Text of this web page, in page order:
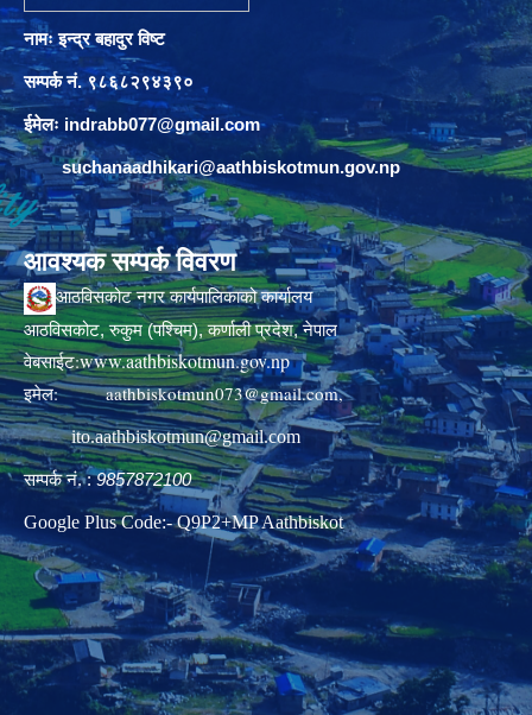
नामः इन्द्र बहादुर विष्ट
सम्पर्क नं. ९८६८२९४३९०
ईमेलः indrabb077@gmail.com
suchanaadhikari@aathbiskotmun.gov.np
आवश्यक सम्पर्क विवरण
आठविसकोट नगर कार्यपालिकाको कार्यालय
आठविसकोट, रुकुम (पश्चिम), कर्णाली प्रदेश, नेपाल
वेबसाईट:www.aathbiskotmun.gov.np
इमेल:aathbiskotmun073@gmail.com,
ito.aathbiskotmun@gmail.com
सम्पर्क नं. :9857872100
Google Plus Code:- Q9P2+MP Aathbiskot